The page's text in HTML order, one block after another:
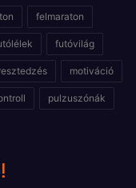
felmaraton
futóvilág
motiváció
pulzuszónák